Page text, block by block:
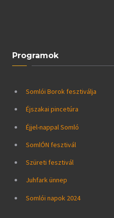
Programok
Somlói Borok fesztiválja
Éjszakai pincetúra
Éjjel-nappal Somló
SomlÓN fesztivál
Szüreti fesztivál
Juhfark ünnep
Somlói napok 2024